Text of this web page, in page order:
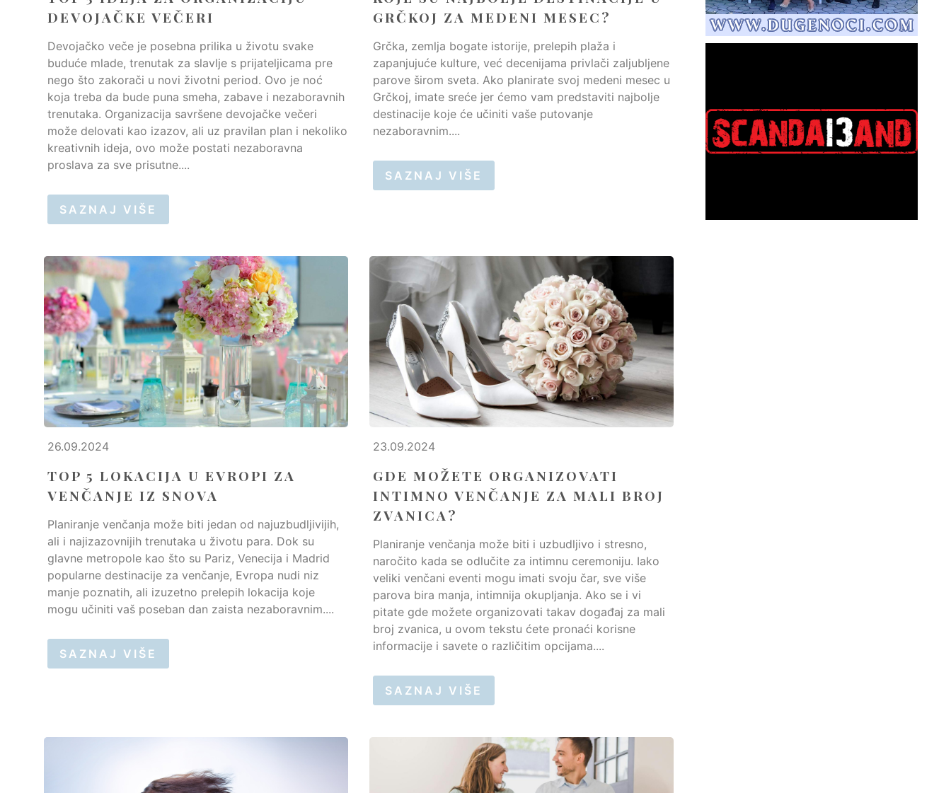
DEVOJAČKE VEČERI
Devojačko veče je posebna prilika u životu svake
buduće mlade, trenutak za slavlje s prijateljicama pre
nego što zakorači u novi životni period. Ovo je noć
koja treba da bude puna smeha, zabave i nezaboravnih
trenutaka. Organizacija savršene devojačke večeri
može delovati kao izazov, ali uz pravilan plan i nekoliko
kreativnih ideja, ovo može postati nezaboravna
proslava za sve prisutne....
SAZNAJ VIŠE
GRČKOJ ZA MEDENI MESEC?
Grčka, zemlja bogate istorije, prelepih plaža i
zapanjujuće kulture, već decenijama privlači zaljubljene
parove širom sveta. Ako planirate svoj medeni mesec u
Grčkoj, imate sreće jer ćemo vam predstaviti najbolje
destinacije koje će učiniti vaše putovanje
nezaboravnim....
SAZNAJ VIŠE
26.09.2024
TOP 5 LOKACIJA U EVROPI ZA
VENČANJE IZ SNOVA
Planiranje venčanja može biti jedan od najuzbudljivijih,
ali i najizazovnijih trenutaka u životu para. Dok su
glavne metropole kao što su Pariz, Venecija i Madrid
popularne destinacije za venčanje, Evropa nudi niz
manje poznatih, ali izuzetno prelepih lokacija koje
mogu učiniti vaš poseban dan zaista nezaboravnim....
SAZNAJ VIŠE
23.09.2024
GDE MOŽETE ORGANIZOVATI
INTIMNO VENČANJE ZA MALI BROJ
ZVANICA?
Planiranje venčanja može biti i uzbudljivo i stresno,
naročito kada se odlučite za intimnu ceremoniju. Iako
veliki venčani eventi mogu imati svoju čar, sve više
parova bira manja, intimnija okupljanja. Ako se i vi
pitate gde možete organizovati takav događaj za mali
broj zvanica, u ovom tekstu ćete pronaći korisne
informacije i savete o različitim opcijama....
SAZNAJ VIŠE